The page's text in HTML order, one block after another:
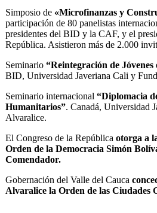
Simposio de «Microfinanzas y
participación de 80 panelistas
presidentes del BID y la CAF, y el
República. Asistieron más de 2.000
Seminario “Reintegración de
BID, Universidad Javeriana Cali y
Seminario internacional “Diplomacia
Humanitarios”. Canadá, Universidad
Alvaralice.
El Congreso de la República otorga a
Orden de la Democracia Simón
Comendador.
Gobernación del Valle del Cauca
Alvaralice la Orden de las Ciudades